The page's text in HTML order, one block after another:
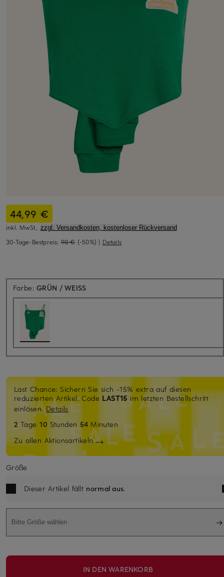
44,99 €
inkl. MwSt., zzgl. Versandkosten, kostenloser Rückversand
30-Tage-Bestpreis: 90 € (-50%) | Details
Farbe:GRÜN / WEISS
Last Chance: Sichern Sie sich -15% extra auf diesen
reduzierten Artikel. Code LAST15im letzten Bestellschritt
einlösen.Details
2 Tage10 Stunden 54 Minuten
Zu allen Aktionsartikeln
Größe
Dieser Artikel fällt normal aus.
Bitte Größe wählen
IN DEN WARENKORB